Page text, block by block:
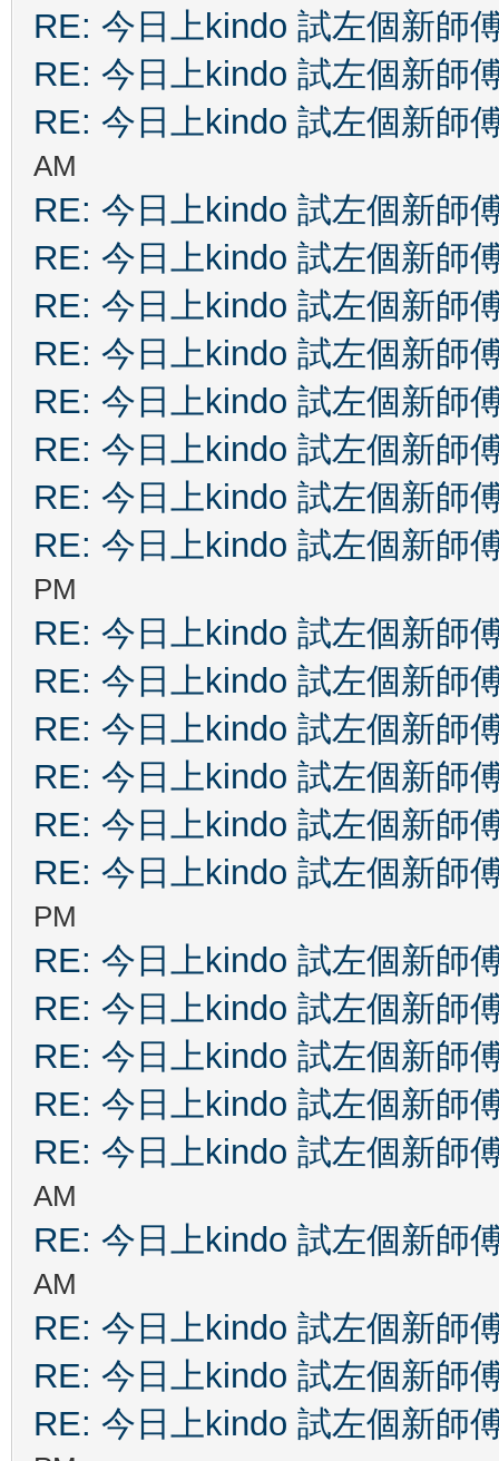
RE: 今日上kindo 試左個新師
RE: 今日上kindo 試左個新師
RE: 今日上kindo 試左個新師
AM
RE: 今日上kindo 試左個新師
RE: 今日上kindo 試左個新師
RE: 今日上kindo 試左個新師
RE: 今日上kindo 試左個新師
RE: 今日上kindo 試左個新師
RE: 今日上kindo 試左個新師
RE: 今日上kindo 試左個新師
RE: 今日上kindo 試左個新師
PM
RE: 今日上kindo 試左個新師
RE: 今日上kindo 試左個新師
RE: 今日上kindo 試左個新師
RE: 今日上kindo 試左個新師
RE: 今日上kindo 試左個新師
RE: 今日上kindo 試左個新師
PM
RE: 今日上kindo 試左個新師
RE: 今日上kindo 試左個新師
RE: 今日上kindo 試左個新師
RE: 今日上kindo 試左個新師
RE: 今日上kindo 試左個新師
AM
RE: 今日上kindo 試左個新師
AM
RE: 今日上kindo 試左個新師
RE: 今日上kindo 試左個新師
RE: 今日上kindo 試左個新師